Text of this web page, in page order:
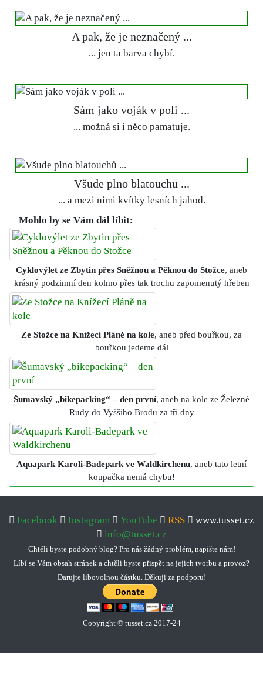
A pak, že je neznačený ...
... jen ta barva chybí.
Sám jako voják v poli ...
... možná si i něco pamatuje.
Všude plno blatouchů ...
... a mezi nimi kvítky lesních jahod.
Mohlo by se Vám dál líbit:
Cyklovýlet ze Zbytin přes Sněžnou a Pěknou do Stožce, aneb
krásný podzimní den kolmo přes tak trochu zapomenutý hřeben
Ze Stožce na Knížecí Pláně na kole, aneb před bouřkou, za
bouřkou jedeme dál
Šumavský „bikepacking“ – den první, aneb na kole ze Železné
Rudy do Vyššího Brodu za tři dny
Aquapark Karoli-Badepark ve Waldkirchenu, aneb tato letní
koupačka nemá chybu!
Facebook Instagram YouTube RSS
www.tusset.cz
info@tusset.cz
Chtěli byste podobný blog? Pro nás žádný problém, napište nám!
Líbí se Vám obsah stránek a chtěli byste přispět na jejich tvorbu a provoz?
Darujte libovolnou částku. Děkuji za podporu!
Copyright © tusset. cz 2017-24